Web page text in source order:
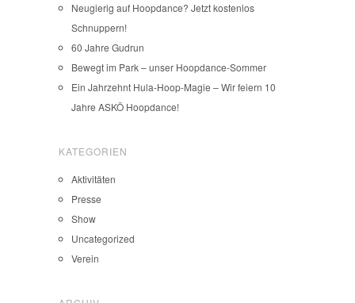
Neugierig auf Hoopdance? Jetzt kostenlos
Schnuppern!
60 Jahre Gudrun
Bewegt im Park – unser Hoopdance-Sommer
Ein Jahrzehnt Hula-Hoop-Magie – Wir feiern 10
Jahre ASKÖ Hoopdance!
KATEGORIEN
Aktivitäten
Presse
Show
Uncategorized
Verein